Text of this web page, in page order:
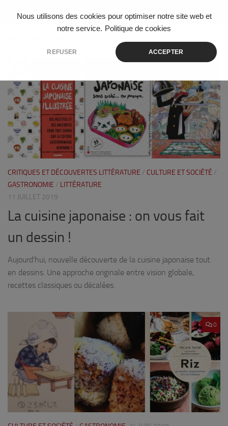
Nous utilisons des cookies pour optimiser notre site web et
notre service. Politique de cookies
REFUSER ACCEPTER
Skip to content
CRITIQUES ET DÉCOUVERTES LITTÉRATURE / CULTURE ET SOCIÉTÉ /
GASTRONOMIE / LITTÉRATURE
11 JUILLET 2019
La cuisine japonaise : on vous fait
un dessin !
Aujourd’hui, nouvelle découverte de la cuisine japonaise tout
en dessins. Une approche originale entre vision globale,
recettes classiques ou décalées.
0